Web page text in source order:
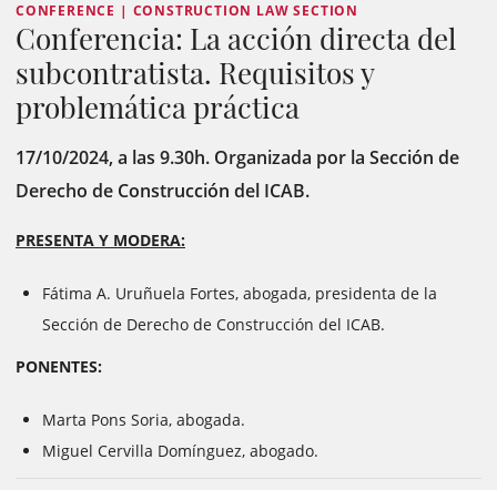
CONFERENCE | CONSTRUCTION LAW SECTION
Conferencia: La acción directa del
subcontratista. Requisitos y
problemática práctica
17/10/2024, a las 9.30h. Organizada por la Sección de
Derecho de Construcción del ICAB.
PRESENTA Y MODERA:
Fátima A. Uruñuela Fortes, abogada, presidenta de la
Sección de Derecho de Construcción del ICAB.
PONENTES:
Marta Pons Soria, abogada.
Miguel Cervilla Domínguez, abogado.